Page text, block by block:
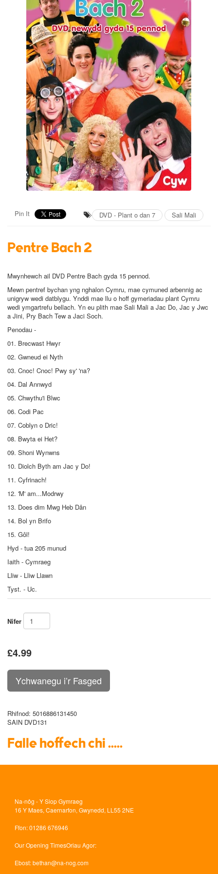
Pin It DVD - Plant o dan 7 Sali Mali
Pentre Bach 2
Mwynhewch ail DVD Pentre Bach gyda 15 pennod.
Mewn pentref bychan yng nghalon Cymru, mae cymuned arbennig ac
unigryw wedi datblygu. Ynddi mae llu o hoff gymeriadau plant Cymru
wedi ymgartrefu bellach. Yn eu plith mae Sali Mali a Jac Do, Jac y Jwc
a Jini, Pry Bach Tew a Jaci Soch.
Penodau -
01. Brecwast Hwyr
02. Gwneud ei Nyth
03. Cnoc! Cnoc! Pwy sy' 'na?
04. Dal Annwyd
05. Chwythu'i Blwc
06. Codi Pac
07. Coblyn o Dric!
08. Bwyta ei Het?
09. Shoni Wynwns
10. Diolch Byth am Jac y Do!
11. Cyfrinach!
12. 'M' am...Modrwy
13. Does dim Mwg Heb Dân
14. Bol yn Brifo
15. Gôl!
Hyd - tua 205 munud
Iaith - Cymraeg
Lliw - Lliw Llawn
Tyst. - Uc.
Nifer
£4.99
Rhifnod: 5016886131450
SAIN DVD131
Falle hoffech chi .....
Na-nôg - Y Siop Gymraeg
16 Y Maes, Caernarfon, Gwynedd, LL55 2NE
Ffon: 01286 676946
Our Opening TimesOriau Agor:
Ebost:bethan@na-nog.com